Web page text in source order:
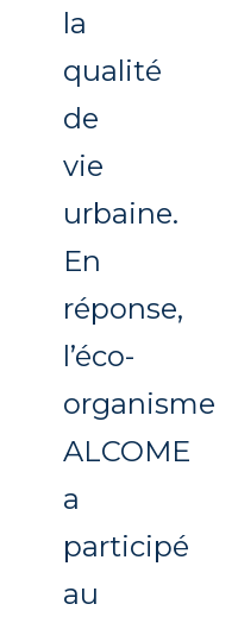
la
qualité
de
vie
urbaine.
En
réponse,
l’éco-
organisme
ALCOME
a
participé
au